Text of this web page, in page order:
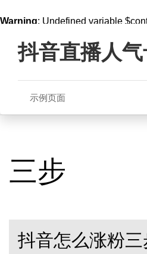
Warning: Undefined variable
content抖音直播人
示例页面
三步
抖音怎么涨粉